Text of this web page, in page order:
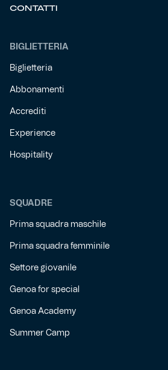
CONTATTI
BIGLIETTERIA
Biglietteria
Abbonamenti
Accrediti
Experience
Hospitality
SQUADRE
Prima squadra maschile
Prima squadra femminile
Settore giovanile
Genoa for special
Genoa Academy
Summer Camp